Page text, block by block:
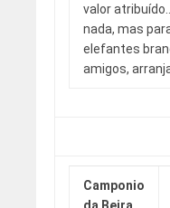
valor
nada, mas
elefantes
amigos,
Camponio